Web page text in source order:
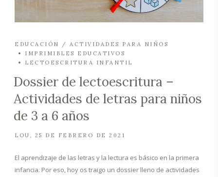
EDUCACIÓN / ACTIVIDADES PARA NIÑOS
IMPRIMIBLES EDUCATIVOS
LECTOESCRITURA INFANTIL
Dossier de lectoescritura –
Actividades de letras para niños
de 3 a 6 años
LOU 25 DE FEBRERO DE 2021
El aprendizaje de las letras y la lectura es básico en la primera
infancia. Por eso, hoy os traigo un dossier lleno de actividades